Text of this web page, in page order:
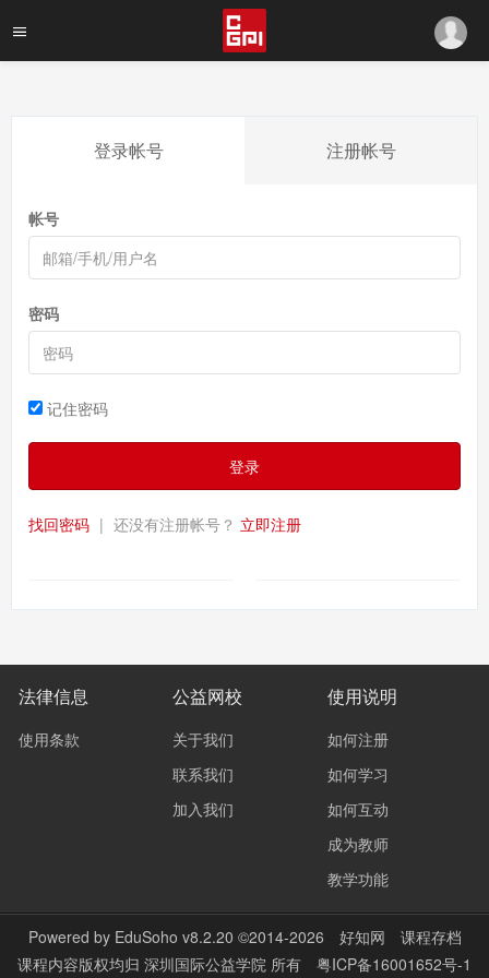
登录帐号 注册帐号
帐号
密码
记住密码
登录
找回密码 | 还没有注册帐号？ 立即注册
法律信息
使用条款
公益网校
关于我们
联系我们
加入我们
使用说明
如何注册
如何学习
如何互动
成为教师
教学功能
Powered by EduSoho v8.2.20 ©2014-2026 好知网
课程存档
课程内容版权均归 深圳国际公益学院 所有 粤ICP备16001652号-1